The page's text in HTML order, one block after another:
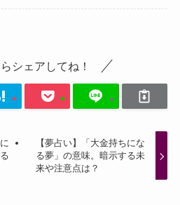
シェアしてね！
【夢占い】「大金持ちにな
る夢」の意味。暗示する未
来や注意点は？